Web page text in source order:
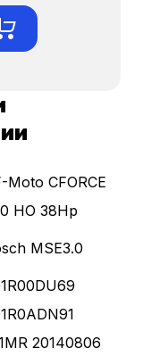
Moto CFORCE
HO 38Hp
MSE3.0
20140806